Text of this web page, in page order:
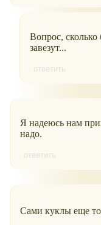
Вопрос, сколько
завезут...
ответить
Я надеюсь нам
надо.
ответить
Сами куклы еще